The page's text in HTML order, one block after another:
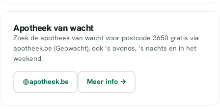
Apotheek van wacht
Zoek de apotheek van wacht voor postcode 3650 gratis via
apotheek.be (Geowacht), ook ’s avonds, ’s nachts en in het
weekend.
apotheek.be Meer info →